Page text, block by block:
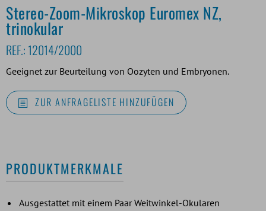
Stereo-Zoom-Mikroskop Euromex NZ,
trinokular
REF.: 12014/2000
Geeignet zur Beurteilung von Oozyten und Embryonen.
ZUR ANFRAGELISTE HINZUFÜGEN
PRODUKTMERKMALE
Ausgestattet mit einem Paar Weitwinkel-Okularen